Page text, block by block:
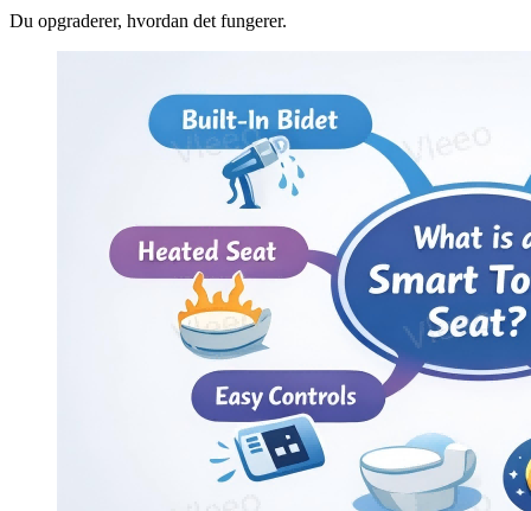
Du opgraderer, hvordan det fungerer.